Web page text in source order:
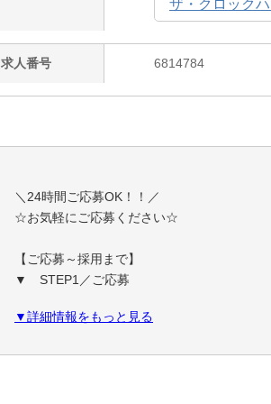
ザ・クロック
求人番号 6814784
＼24時間ご応募OK！！／
☆お気軽にご応募ください☆
【ご応募～採用まで】
▼ STEP1／ご応募
▼詳細情報をもっと見る